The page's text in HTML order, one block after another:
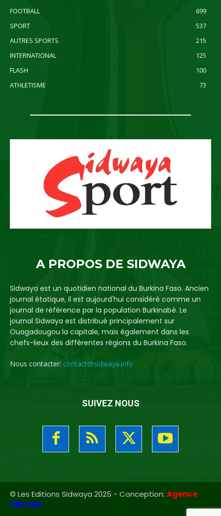
FOOTBALL
699
SPORT
537
AUTRES SPORTS
215
INTERNATIONAL
125
FLASH
100
ATHLETISME
73
A PROPOS DE SIDWAYA
Sidwaya est un quotidien national du Burkina Faso. Ancien
journal étatique, il est aujourd'hui considéré comme un
journal de référence par la population Burkinabè. Le
journal Sidwaya est distribué principalement sur
Ouagadougou la capitale, mais également dans les
chefs-lieux des différentes régions du Burkina Faso.
Nous contacter: contact@sidwaya.info
SUIVEZ NOUS
© Les Editions Sidwaya 2025 - Conception: Agence
UBICOM